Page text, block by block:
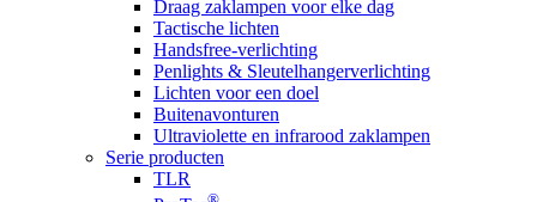
Draag zaklampen voor elke dag
Tactische lichten
Handsfree-verlichting
Penlights & Sleutelhangerverlichting
Lichten voor een doel
Buitenavonturen
Ultraviolette en infrarood zaklampen
Serie producten
TLR